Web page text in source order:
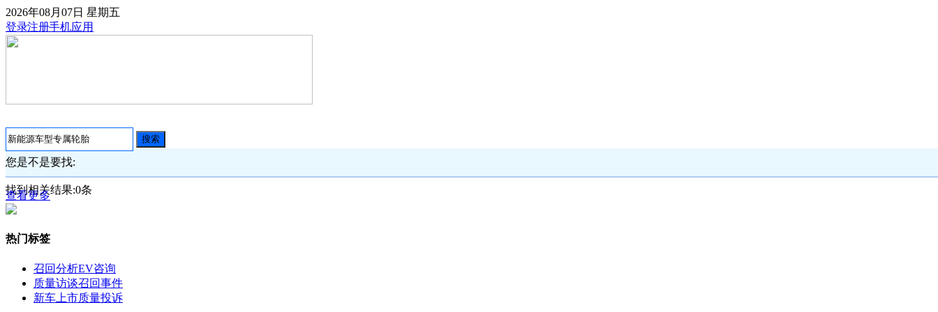
2026年08月07日 星期五
登录注册手机应用
搜索
您是不是要找:
找到相关结果:0条
查看更多
热门标签
召回分析EV咨询
质量访谈召回事件
新车上市质量投诉